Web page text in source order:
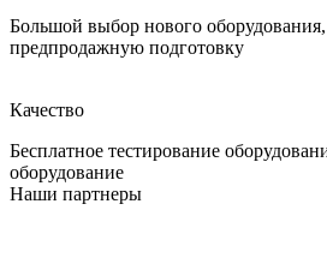
Большой выбор нового
предпродажную подготовку
Качество
Бесплатное тестирование
оборудование
Наши партнеры